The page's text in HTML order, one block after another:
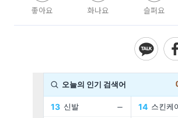
좋아요 화나요 슬퍼요